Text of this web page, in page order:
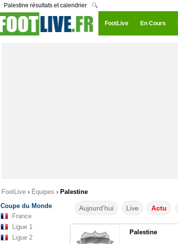
Palestine résultats et calendrier 🔍
FootLive En Cours
FootLive › Équipes › Palestine
Coupe du Monde
France
Ligue 1
Ligue 2
Aujourd'hui Live Actu
Palestine